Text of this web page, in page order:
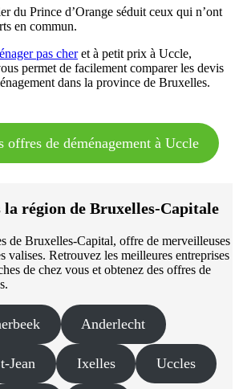
du Prince d’Orange séduit ceux qui n’ont
en commun.
pas cheret à petit prix à Uccle,
permet de facilement comparer les devis
dans la province de Bruxelles.
offres de déménagement à Uccle
la région de Bruxelles-Capitale
de Bruxelles-Capital, offre de merveilleuses
valises. Retrouvez les meilleures entreprises
de chez vous et obtenez des offres de
Anderlecht
Jean Ixelles Uccles